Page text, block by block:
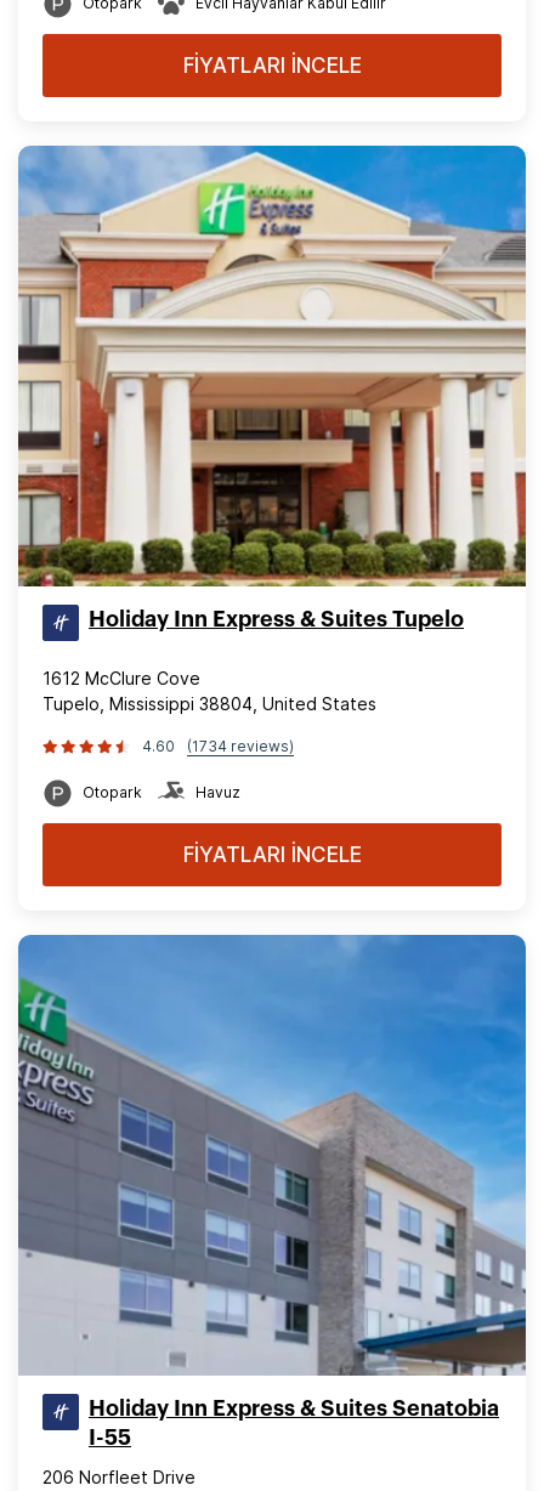
FİYATLARI İNCELE
Holiday Inn Express & Suites Tupelo
1612 McClure Cove
Tupelo, Mississippi 38804, United States
4.60 (1734 reviews)
Otopark Havuz
FİYATLARI İNCELE
Holiday Inn Express & Suites Senatobia
I-55
206 Norfleet Drive